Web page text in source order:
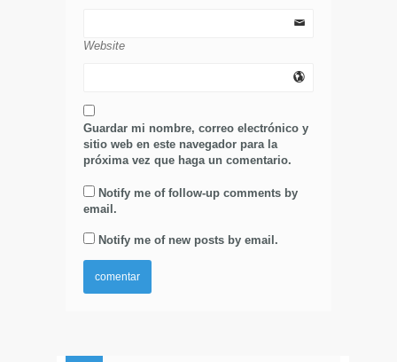
Website
Guardar mi nombre, correo electrónico y
sitio web en este navegador para la
próxima vez que haga un comentario.
Notify me of follow-up comments by
email.
Notify me of new posts by email.